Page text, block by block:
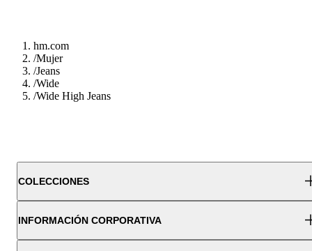
hm.com
/Mujer
/Jeans
/Wide
/Wide High Jeans
COLECCIONES
INFORMACIÓN CORPORATIVA